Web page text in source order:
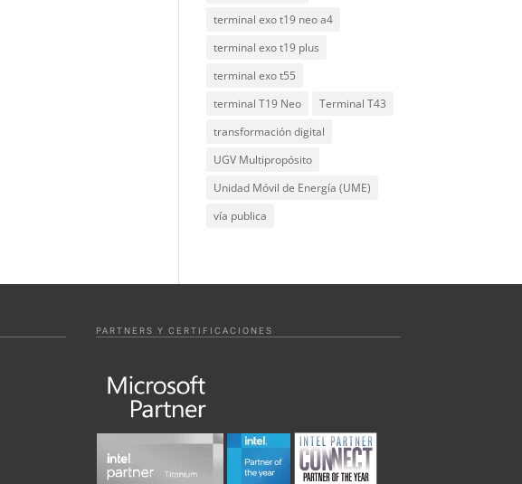
terminal exo t19 neo a4
terminal exo t19 plus
terminal exo t55
terminal T19 Neo
Terminal T43
transformación digital
UGV Multipropósito
Unidad Móvil de Energía (UME)
vía publica
PARTNERS Y CERTIFICACIONES